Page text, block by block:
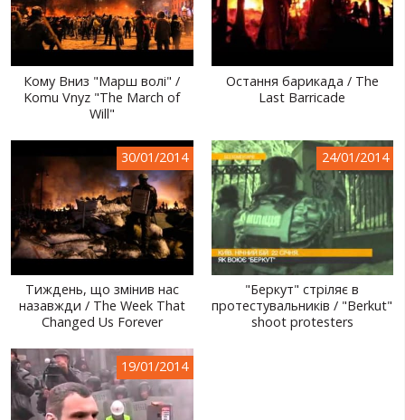
ВІДЕО ЗМІ
АМАТОРСЬКЕ ВІДЕО
ХУДОЖНІ ТА ДОКУМЕНТАЛЬНІ ПРОЕКТИ
ПУБЛІЧНІ ЛЮДИ
РОСІЙСЬКО-УКРАЇНСЬКА ВІЙНА
"WINTER ON FIRE"
ПОСЛУГИ
Кому Вниз "Марш волі" /
Komu Vnyz "The March of
Will"
Остання барикада / The
Last Barricade
30/01/2014
Тиждень, що змінив нас
назавжди / The Week That
Changed Us Forever
24/01/2014
"Беркут" стріляє в
протестувальників / "Berkut"
shoot protesters
19/01/2014